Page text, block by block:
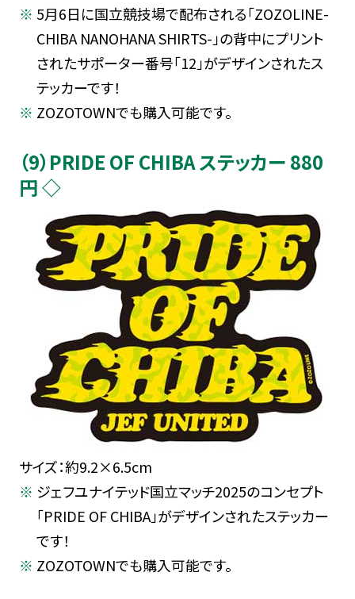
5月6日に国立競技場で配布される「ZOZOLINE-
CHIBA NANOHANA SHIRTS-」の背中にプリント
されたサポーター番号「12」がデザインされたス
テッカーです！
ZOZOTOWNでも購入可能です。
（9）PRIDE OF CHIBA ステッカー 880
円 ◇
サイズ：約9.2×6.5cm
ジェフユナイテッド国立マッチ2025のコンセプト
「PRIDE OF CHIBA」がデザインされたステッカー
です！
ZOZOTOWNでも購入可能です。